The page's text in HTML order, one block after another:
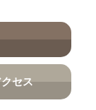
セス